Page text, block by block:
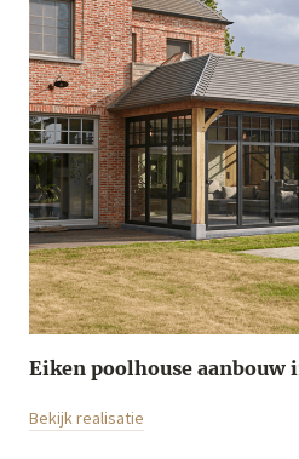
Eiken poolhouse aanbouw
Bekijk realisatie